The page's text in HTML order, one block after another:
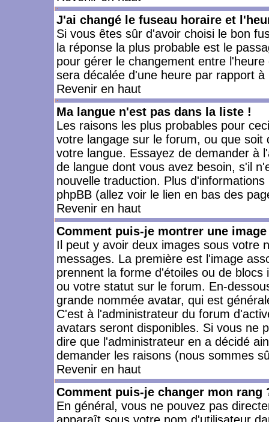
J'ai changé le fuseau horaire et
Si vous êtes sûr d'avoir choisi le bon
la réponse la plus probable est le
pour gérer le changement entre
sera décalée d'une heure par rapport à
Revenir en haut
Ma langue n'est pas dans la liste !
Les raisons les plus probables pour
votre langage sur le forum, ou que
votre langue. Essayez de demander à
de langue dont vous avez besoin, s'il
nouvelle traduction. Plus
phpBB (allez voir le lien en bas des
Revenir en haut
Comment puis-je montrer une
Il peut y avoir deux images sous votre
messages. La première est l'image
prennent la forme d'étoiles ou de
ou votre statut sur le forum. En-
grande nommée avatar, qui est
C'est à l'administrateur du forum
avatars seront disponibles. Si vous ne
dire que l'administrateur en a décidé
demander les raisons (nous sommes
Revenir en haut
Comment puis-je changer mon rang
En général, vous ne pouvez pas